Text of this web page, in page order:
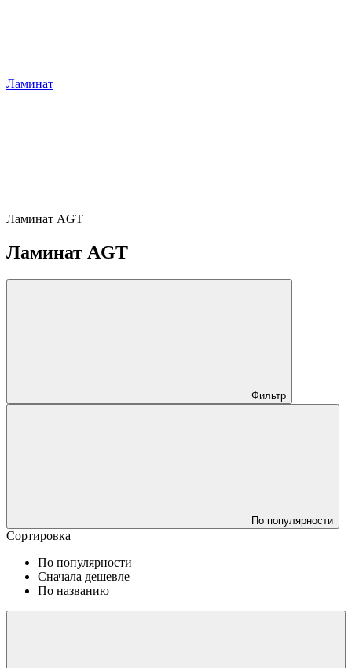
Ламинат
Ламинат AGT
Ламинат AGT
Фильтр
По популярности
Сортировка
По популярности
Сначала дешевле
По названию